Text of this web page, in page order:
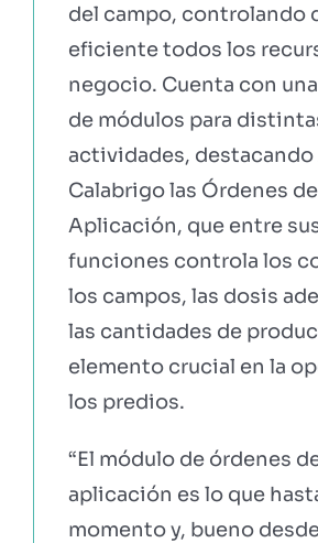
del campo, controlando
eficiente todos los
negocio. Cuenta con
de módulos para
actividades,
Calabrigo las Órdenes de
Aplicación, queentre
funciones controla los
los campos, las dosis
las cantidades de
elemento crucial en la
los predios.
“El módulo de órdenes
aplicación es lo que
momento y, bueno